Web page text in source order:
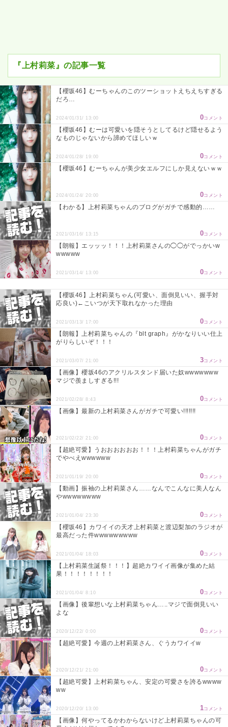
『上村莉菜』の記事一覧
【櫻坂46】むーちゃんのこのツーショットえちえちすぎる
だろ…
2024/01/31/ 13:00 0コメント
【櫻坂46】むーは可愛いを隠そうとしてるけど隠せるよう
なものじゃないから諦めてほしいｗ
2024/01/28/ 19:00 0コメント
【櫻坂46】むーちゃんが美少女エルフにしか見えないｗｗ
2024/01/24/ 20:00 0コメント
【わかる】上村莉菜ちゃんのブログがガチで感動的……
2021/03/16/ 13:15 0コメント
【朗報】エッッッ！！！上村莉菜さんの◯◯がでっかいw
wwwww
2021/03/14/ 13:00 0コメント
【櫻坂46】上村莉菜ちゃん(可愛い、面倒見いい、握手対
応良い)←こいつが天下取れなかった理由
2021/03/13/ 17:00 0コメント
【朗報】上村莉菜ちゃんの『blt graph』がかなりいい仕上
がりらしいぞ！！！
2021/03/07/ 21:00 3コメント
【画像】櫻坂46のアクリルスタンド届いた奴wwwwwww
マジで羨ましすぎる!!!
2021/02/28/ 8:43 0コメント
【画像】最新の上村莉菜さんがガチで可愛い!!!!!!!
2021/02/22/ 21:00 0コメント
【超絶可愛】うおおおおおお！！！上村莉菜ちゃんがガチ
でやべえwwwwww
2021/01/19/ 20:00 0コメント
【動画】振袖の上村莉菜さん……なんでこんなに美人なん
やwwwwwwww
2021/01/04/ 23:30 0コメント
【櫻坂46】カワイイの天才上村莉菜と渡辺梨加のラジオが
最高だった件wwwwwwwww
2021/01/04/ 18:03 0コメント
【上村莉菜生誕祭！！！】超絶カワイイ画像が集めた結
果！！！！！！！！
2021/01/04/ 8:10 0コメント
【画像】後輩想いな上村莉菜ちゃん…..マジで面倒見いい
よな
2020/12/22/ 0:00 0コメント
【超絶可愛】今週の上村莉菜さん、ぐうカワイイw
2020/12/21/ 21:00 0コメント
【超絶可愛】上村莉菜ちゃん、安定の可愛さを誇るwwww
ww
2020/12/20/ 13:00 1コメント
【画像】何やってるかわからないけど上村莉菜ちゃんの可